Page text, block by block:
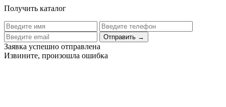
Получить каталог
Отправить →
Заявка успешно отправлена
Извините, произошла ошибка